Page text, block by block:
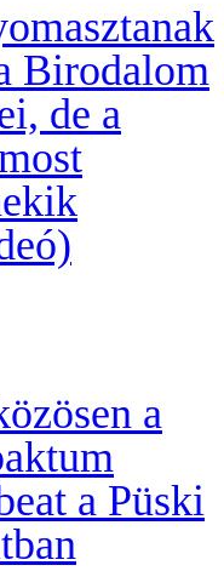
Birodalom
de a
a
a Püski